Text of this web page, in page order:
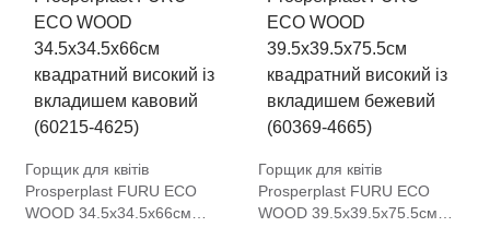
Горщик для квітів
Prosperplast FURU ECO
WOOD 34.5х34.5х66см
Горщик для квітів
Prosperplast FURU ECO
WOOD 39.5х39.5х75.5см